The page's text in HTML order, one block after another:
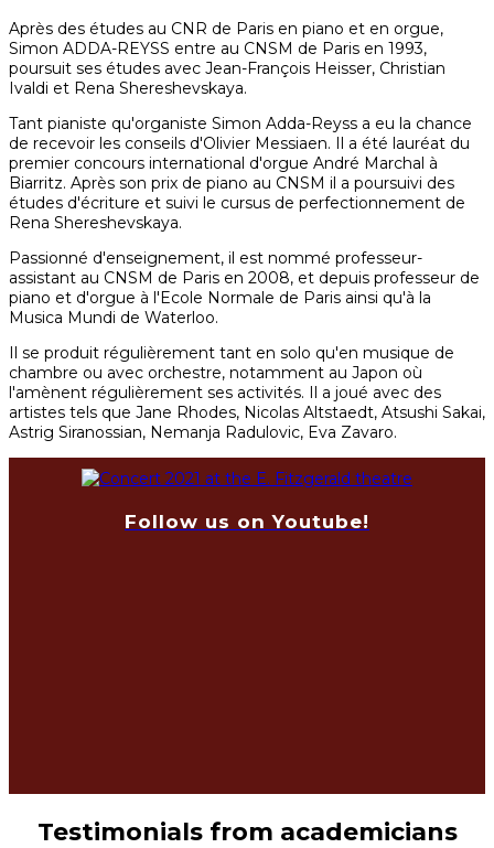
Après des études au CNR de Paris en piano et en orgue,
Simon ADDA-REYSS entre au CNSM de Paris en 1993,
poursuit ses études avec Jean-François Heisser, Christian
Ivaldi et Rena Shereshevskaya.
Tant pianiste qu'organiste Simon Adda-Reyss a eu la chance
de recevoir les conseils d'Olivier Messiaen. Il a été lauréat du
premier concours international d'orgue André Marchal à
Biarritz. Après son prix de piano au CNSM il a poursuivi des
études d'écriture et suivi le cursus de perfectionnement de
Rena Shereshevskaya.
Passionné d'enseignement, il est nommé professeur-
assistant au CNSM de Paris en 2008, et depuis professeur de
piano et d'orgue à l'Ecole Normale de Paris ainsi qu'à la
Musica Mundi de Waterloo.
Il se produit régulièrement tant en solo qu'en musique de
chambre ou avec orchestre, notamment au Japon où
l'amènent régulièrement ses activités. Il a joué avec des
artistes tels que Jane Rhodes, Nicolas Altstaedt, Atsushi Sakai,
Astrig Siranossian, Nemanja Radulovic, Eva Zavaro.
Follow us on Youtube!
Testimonials from academicians